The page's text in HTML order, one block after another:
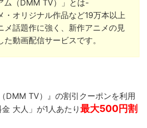
ム（DMM TV）」とは-
・オリジナル作品など19万本以上
メ話題作に強く、新作アニメの見
動画配信サービスです。
DMM TV）』の割引クーポンを利用
大人」が1人あたり 最大500円割